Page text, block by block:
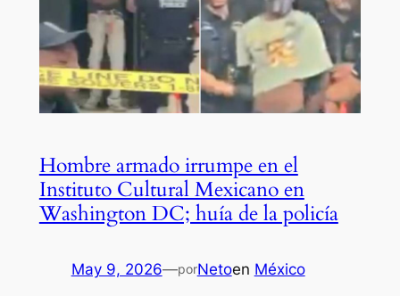
Hombre armado irrumpe en el
Instituto Cultural Mexicano en
Washington DC; huía de la policía
May 9, 2026—porNetoen México